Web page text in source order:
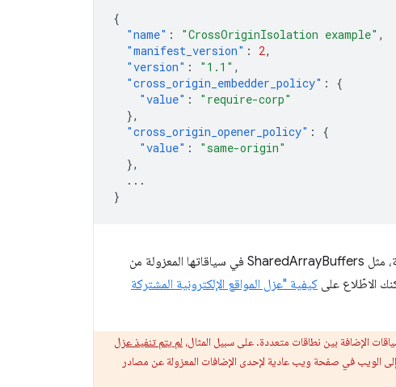
{
"name" : "CrossOriginIsolation example" ,
"manifest_version" : 2,
"version" : "1.1" ,
"cross_origin_embedder_policy" :
{
"value" :
"require-corp"
},
"cross_origin_opener_policy" :
{
"value" :
"same-origin"
},
...
}
يتيح تفعيل حظر الوصول من نطاقات أخرى للإضافة استخدام واجهات برمجة تطبيقات فعّالة، مثل SharedArrayBuffers في سياقاتها المعزولة من
الاطّلاع على كيفية "عزل المواقع الإلكترونية المشتركة
الإضافة بين نطاقات متعددة. على سبيل المثال، لم يتم تنفيذ عزل
إلى الويب في صفحة ويب عادية لإحدى الإضافات المعزولة عن مصادر